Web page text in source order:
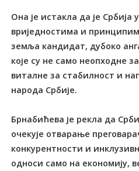
Она је истакла да је Србија
вриједностима и
земља кандидат, дубоко
које су не само неопходне
виталне за стабилност и
народа Србије.
Брнабићева је рекла да
очекује отварање
конкурентности и
односи само на економију,